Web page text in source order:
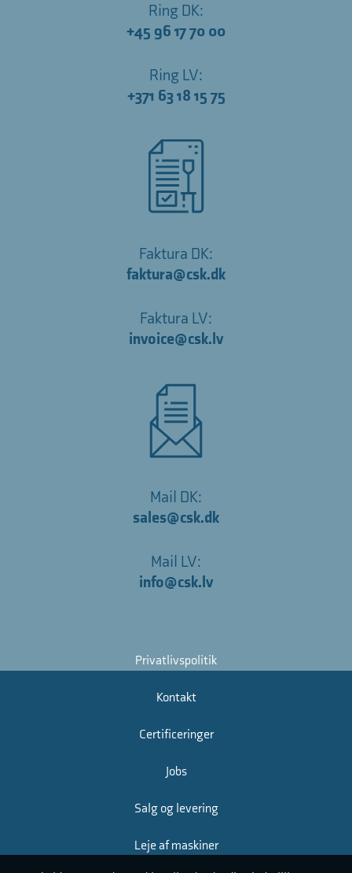
Ring DK:
+45 96 17 70 00
Ring LV:
+371 63 18 15 75
Faktura DK:
faktura@csk.dk
Faktura LV:
invoice@csk.lv
Mail DK:
sales@csk.dk
Mail LV:
info@csk.lv
Privatlivspolitik
Kontakt
Certificeringer
Jobs
Salg og levering
Leje af maskiner